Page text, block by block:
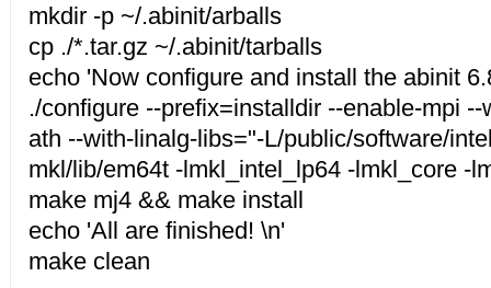
mkdir -p ~/.abinit/arballs
cp ./*.tar.gz ~/.abinit/tarballs
echo 'Now configure and install the abinit
./configure --prefix=installdir --enable-mpi
ath --with-linalg-libs="-L/public/software/
mkl/lib/em64t -lmkl_intel_lp64 -lmkl_core -
make mj4 && make install
echo 'All are finished! \n'
make clean